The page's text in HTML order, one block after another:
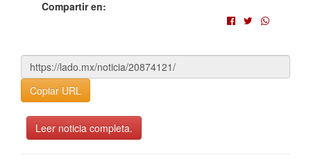
Compartir en:
Copiar URL
Leer noticia completa.